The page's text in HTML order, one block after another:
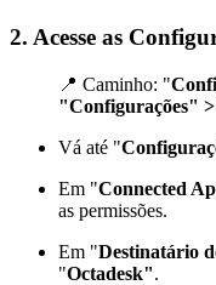
2. Acesse as
📍 Caminho: "
"Configurações"
Vá até "
Em "Connected
as permissões.
Em "Destinatário
"Octadesk".